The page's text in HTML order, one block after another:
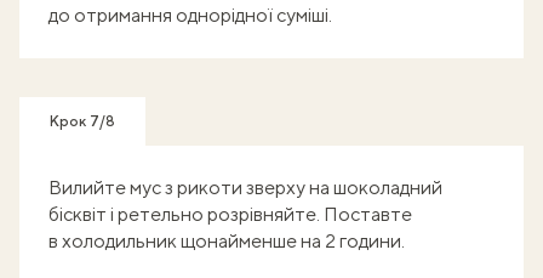
до отримання однорідної суміші.
Крок 7/8
Вилийте мус з рикоти зверху на шоколадний
бісквіт і ретельно розрівняйте. Поставте
в холодильник щонайменше на 2 години.